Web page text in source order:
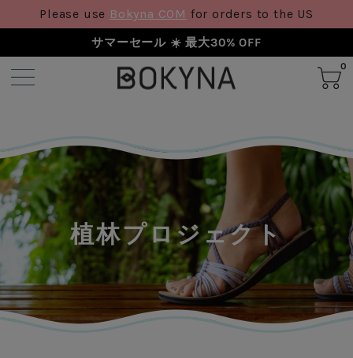
Please use Bokyna COM for orders to the US
サマーセール ☀️ 最大30% OFF
0
植林プロジェクト